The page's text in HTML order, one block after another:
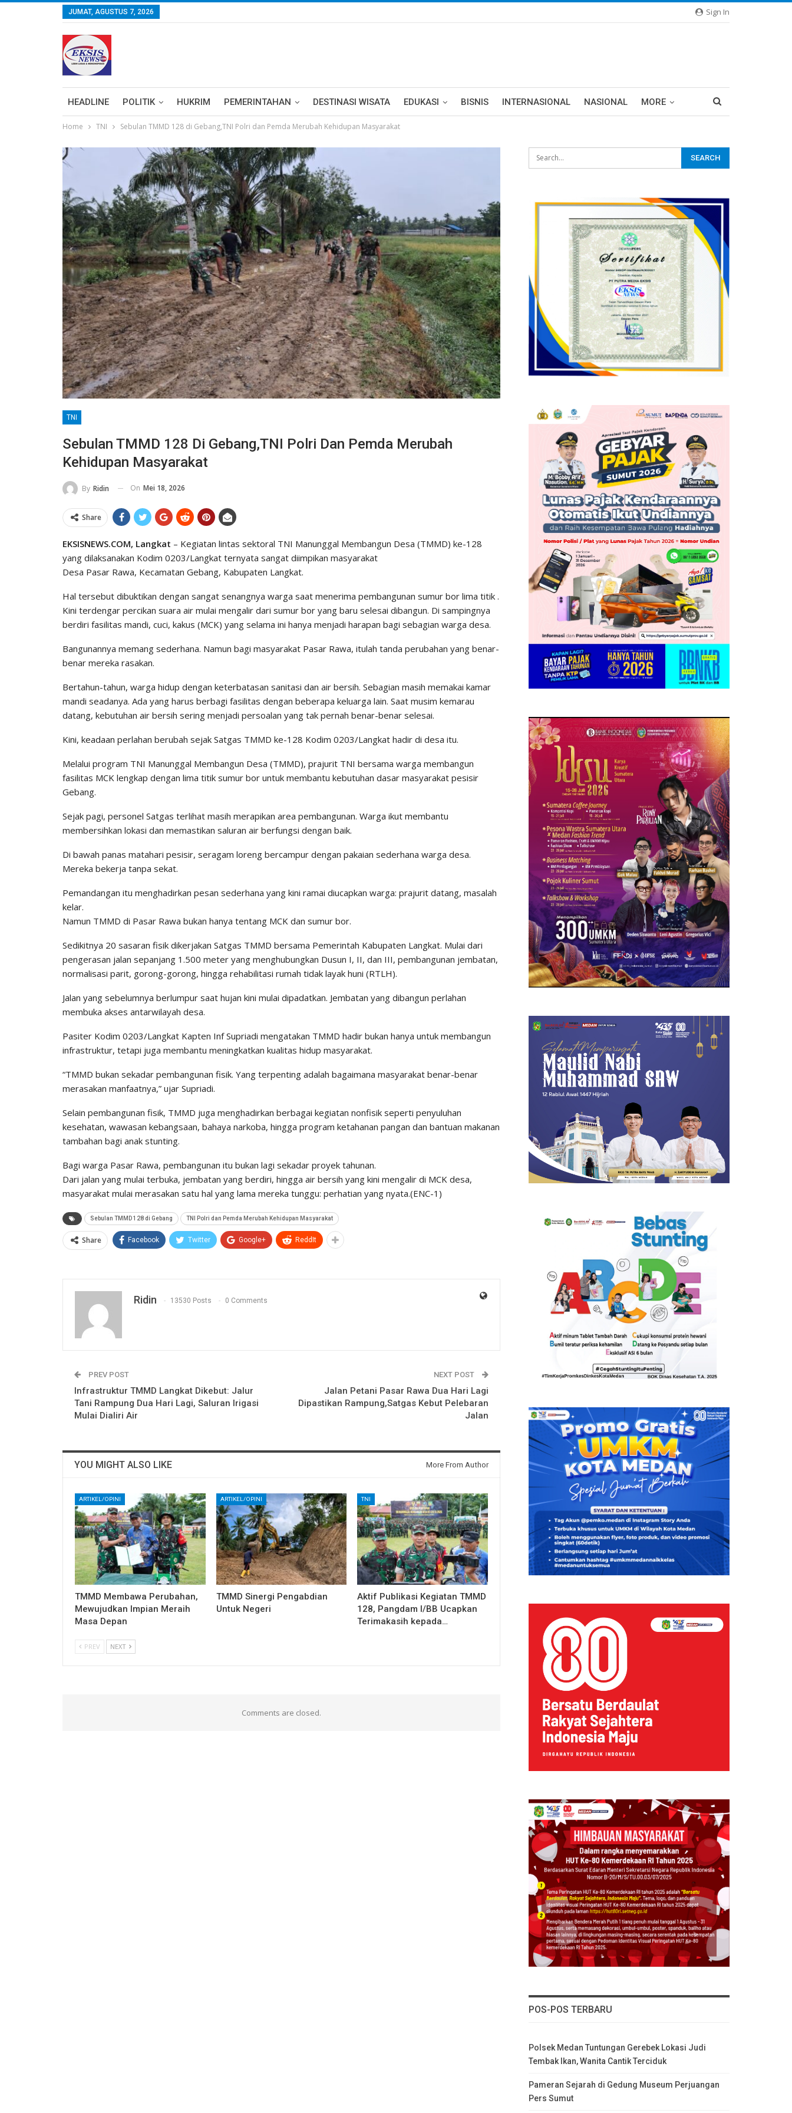
Sign In
JUMAT, AGUSTUS 7, 2026
HEADLINE POLITIK HUKRIM PEMERINTAHAN DESTINASI WISATA EDUKASI BISNIS INTERNASIONAL NASIONAL MORE
Home TNI Sebulan TMMD 128 di Gebang,TNI Polri dan Pemda Merubah Kehidupan Masyarakat
TNI
Sebulan TMMD 128 Di Gebang,TNI Polri Dan Pemda Merubah
Kehidupan Masyarakat
By Ridin On Mei 18, 2026
Share
EKSISNEWS.COM, Langkat – Kegiatan lintas sektoral TNI Manunggal Membangun Desa (TMMD) ke-128
yang dilaksanakan Kodim 0203/Langkat ternyata sangat diimpikan masyarakat
Desa Pasar Rawa, Kecamatan Gebang, Kabupaten Langkat.
Hal tersebut dibuktikan dengan sangat senangnya warga saat menerima pembangunan sumur bor lima titik .
Kini terdengar percikan suara air mulai mengalir dari sumur bor yang baru selesai dibangun. Di sampingnya
berdiri fasilitas mandi, cuci, kakus (MCK) yang selama ini hanya menjadi harapan bagi sebagian warga desa.
Bangunannya memang sederhana. Namun bagi masyarakat Pasar Rawa, itulah tanda perubahan yang benar-
benar mereka rasakan.
Bertahun-tahun, warga hidup dengan keterbatasan sanitasi dan air bersih. Sebagian masih memakai kamar
mandi seadanya. Ada yang harus berbagi fasilitas dengan beberapa keluarga lain. Saat musim kemarau
datang, kebutuhan air bersih sering menjadi persoalan yang tak pernah benar-benar selesai.
Kini, keadaan perlahan berubah sejak Satgas TMMD ke-128 Kodim 0203/Langkat hadir di desa itu.
Melalui program TNI Manunggal Membangun Desa (TMMD), prajurit TNI bersama warga membangun
fasilitas MCK lengkap dengan lima titik sumur bor untuk membantu kebutuhan dasar masyarakat pesisir
Gebang.
Sejak pagi, personel Satgas terlihat masih merapikan area pembangunan. Warga ikut membantu
membersihkan lokasi dan memastikan saluran air berfungsi dengan baik.
Di bawah panas matahari pesisir, seragam loreng bercampur dengan pakaian sederhana warga desa.
Mereka bekerja tanpa sekat.
Pemandangan itu menghadirkan pesan sederhana yang kini ramai diucapkan warga: prajurit datang, masalah
kelar.
Namun TMMD di Pasar Rawa bukan hanya tentang MCK dan sumur bor.
Sedikitnya 20 sasaran fisik dikerjakan Satgas TMMD bersama Pemerintah Kabupaten Langkat. Mulai dari
pengerasan jalan sepanjang 1.500 meter yang menghubungkan Dusun I, II, dan III, pembangunan jembatan,
normalisasi parit, gorong-gorong, hingga rehabilitasi rumah tidak layak huni (RTLH).
Jalan yang sebelumnya berlumpur saat hujan kini mulai dipadatkan. Jembatan yang dibangun perlahan
membuka akses antarwilayah desa.
Pasiter Kodim 0203/Langkat Kapten Inf Supriadi mengatakan TMMD hadir bukan hanya untuk membangun
infrastruktur, tetapi juga membantu meningkatkan kualitas hidup masyarakat.
“TMMD bukan sekadar pembangunan fisik. Yang terpenting adalah bagaimana masyarakat benar-benar
merasakan manfaatnya,” ujar Supriadi.
Selain pembangunan fisik, TMMD juga menghadirkan berbagai kegiatan nonfisik seperti penyuluhan
kesehatan, wawasan kebangsaan, bahaya narkoba, hingga program ketahanan pangan dan bantuan makanan
tambahan bagi anak stunting.
Bagi warga Pasar Rawa, pembangunan itu bukan lagi sekadar proyek tahunan.
Dari jalan yang mulai terbuka, jembatan yang berdiri, hingga air bersih yang kini mengalir di MCK desa,
masyarakat mulai merasakan satu hal yang lama mereka tunggu: perhatian yang nyata.(ENC-1)
Sebulan TMMD 128 di Gebang TNI Polri dan Pemda Merubah Kehidupan Masyarakat
Share Facebook Twitter Google+ ReddIt
Ridin 13530 Posts 0 Comments
PREV POST
​Infrastruktur TMMD Langkat Dikebut: Jalur
Tani Rampung Dua Hari Lagi, Saluran Irigasi
Mulai Dialiri Air
NEXT POST
Jalan Petani Pasar Rawa Dua Hari Lagi
Dipastikan Rampung,Satgas Kebut Pelebaran
Jalan
YOU MIGHT ALSO LIKE More From Author
ARTIKEL/OPINI
TMMD Membawa Perubahan,
Mewujudkan Impian Meraih
Masa Depan
ARTIKEL/OPINI
TMMD Sinergi Pengabdian
Untuk Negeri
TNI
Aktif Publikasi Kegiatan TMMD
128, Pangdam I/BB Ucapkan
Terimakasih kepada…
PREV NEXT
Comments are closed.
POS-POS TERBARU
Polsek Medan Tuntungan Gerebek Lokasi Judi
Tembak Ikan, Wanita Cantik Terciduk
Pameran Sejarah di Gedung Museum Perjuangan
Pers Sumut